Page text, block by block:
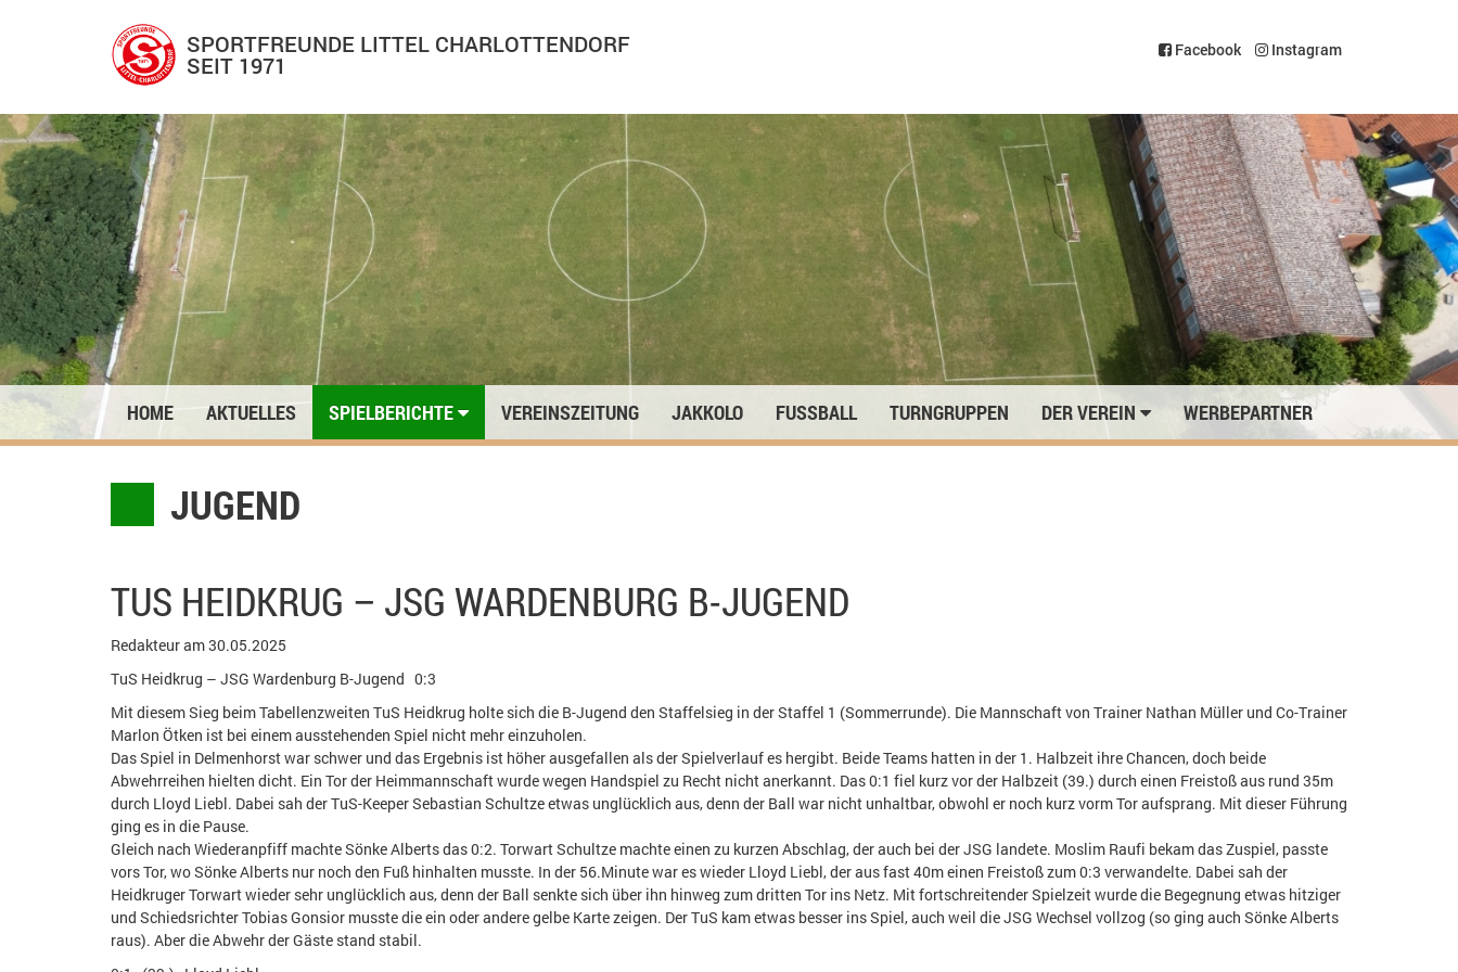
SPORTFREUNDE LITTEL CHARLOTTENDORF
SEIT 1971
Facebook Instagram
HOME AKTUELLES SPIELBERICHTE VEREINSZEITUNG JAKKOLO FUSSBALL TURNGRUPPEN DER VEREIN WERBEPARTNER
JUGEND
TUS HEIDKRUG – JSG WARDENBURG B-JUGEND
Redakteur am 30.05.2025
TuS Heidkrug – JSG Wardenburg B-Jugend 0:3
Mit diesem Sieg beim Tabellenzweiten TuS Heidkrug holte sich die B-Jugend den Staffelsieg in der Staffel 1 (Sommerrunde). Die Mannschaft von Trainer Nathan Müller und Co-Trainer
Marlon Ötken ist bei einem ausstehenden Spiel nicht mehr einzuholen.
Das Spiel in Delmenhorst war schwer und das Ergebnis ist höher ausgefallen als der Spielverlauf es hergibt. Beide Teams hatten in der 1. Halbzeit ihre Chancen, doch beide
Abwehrreihen hielten dicht. Ein Tor der Heimmannschaft wurde wegen Handspiel zu Recht nicht anerkannt. Das 0:1 fiel kurz vor der Halbzeit (39.) durch einen Freistoß aus rund 35m
durch Lloyd Liebl. Dabei sah der TuS-Keeper Sebastian Schultze etwas unglücklich aus, denn der Ball war nicht unhaltbar, obwohl er noch kurz vorm Tor aufsprang. Mit dieser Führung
ging es in die Pause.
Gleich nach Wiederanpfiff machte Sönke Alberts das 0:2. Torwart Schultze machte einen zu kurzen Abschlag, der auch bei der JSG landete. Moslim Raufi bekam das Zuspiel, passte
vors Tor, wo Sönke Alberts nur noch den Fuß hinhalten musste. In der 56.Minute war es wieder Lloyd Liebl, der aus fast 40m einen Freistoß zum 0:3 verwandelte. Dabei sah der
Heidkruger Torwart wieder sehr unglücklich aus, denn der Ball senkte sich über ihn hinweg zum dritten Tor ins Netz. Mit fortschreitender Spielzeit wurde die Begegnung etwas hitziger
und Schiedsrichter Tobias Gonsior musste die ein oder andere gelbe Karte zeigen. Der TuS kam etwas besser ins Spiel, auch weil die JSG Wechsel vollzog (so ging auch Sönke Alberts
raus). Aber die Abwehr der Gäste stand stabil.